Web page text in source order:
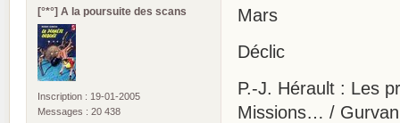
[°*°] A la poursuite des scans
Inscription : 19-01-2005
Messages : 20 438
Mars
Déclic
P.-J. Hérault : Les
Missions… /